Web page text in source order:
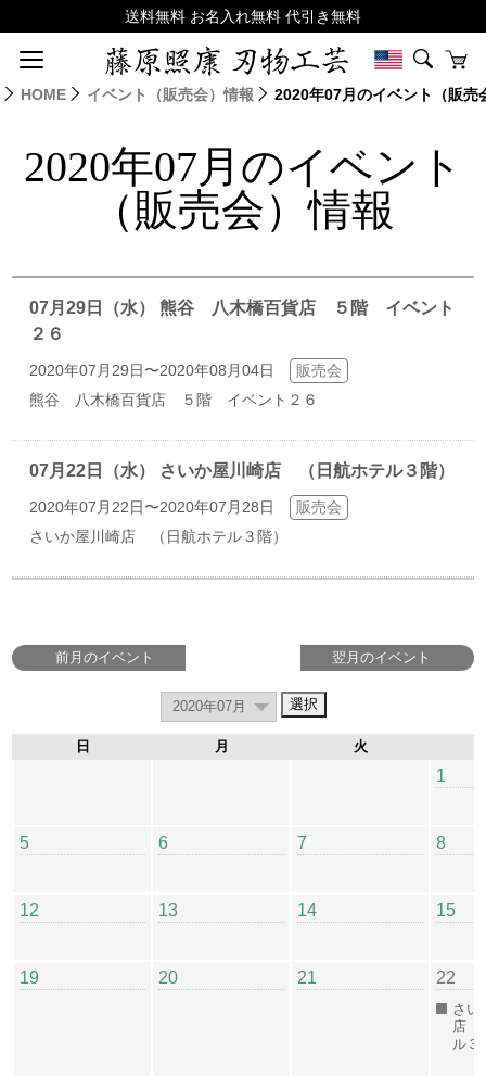
HOME イベント（販売会）情報 2020年07月のイベント（販売
2020年07月のイベント
（販売会）情報
07月29日（水） 熊谷 八木橋百貨店 ５階 イベント
２６
2020年07月29日〜2020年08月04日
販売会
熊谷 八木橋百貨店 ５階 イベント２６
07月22日（水） さいか屋川崎店 （日航ホテル３階）
2020年07月22日〜2020年07月28日
販売会
さいか屋川崎店 （日航ホテル３階）
前月のイベント 翌月のイベント
日 月 火
1
5 6 7 8
12 13 14 15
19 20 21 22
さい
店
ル３